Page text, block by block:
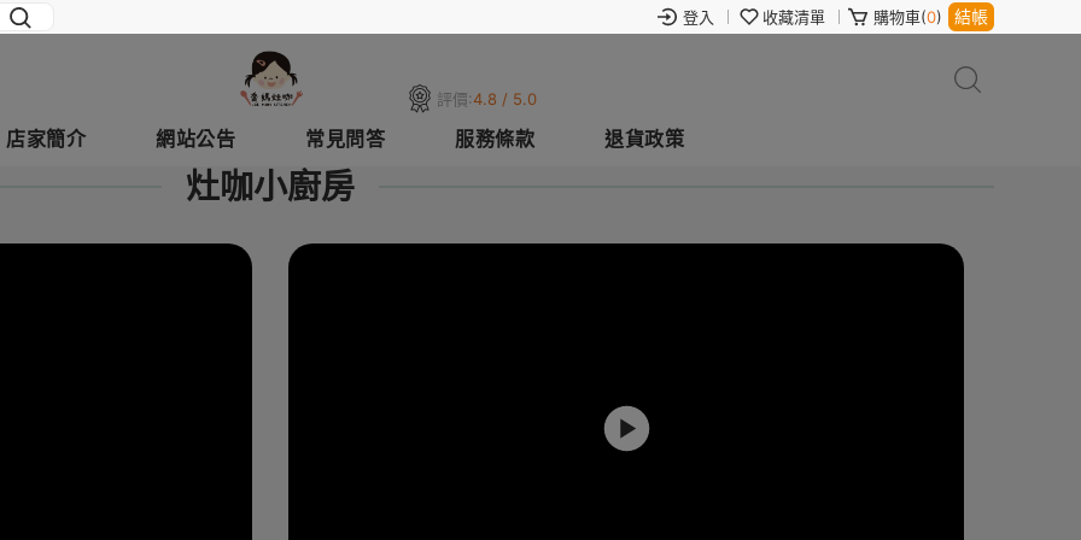
登入 收藏清單 購物車(0) 結帳
評價:4.8 / 5.0
店家簡介 網站公告 常見問答 服務條款 退貨政策
灶咖小廚房